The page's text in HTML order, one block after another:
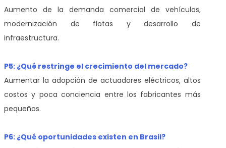
Aumento de la demanda comercial de vehículos,
modernización de flotas y desarrollo de
infraestructura.
P5: ¿Qué restringe el crecimiento del mercado?
Aumentar la adopción de actuadores eléctricos, altos
costos y poca conciencia entre los fabricantes más
pequeños.
P6: ¿Qué oportunidades existen en Brasil?